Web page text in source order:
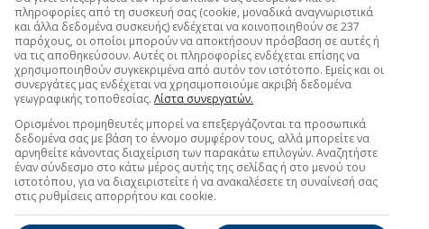
Sarantisαναμένει για φέτος άνοδο πωλήσεων κατά
EBITDA κατά 12,7% (στα 92 εκατ. ευρώ).
ανοδικά για τις εταιρείες που ευνοούνται από τον
Αεροπορία Αιγαίουκαι για τονΔιεθνή Αερολιμένα
το πρώτο φετινό δίμηνο στην επιβατική κίνηση,
το εξωτερικό).
φετινό τρίμηνο με σαφώς υψηλότερη μέση
με ό,τι αυτό σημαίνει για την οικονομική επίδοση
πληροφορίες από τη συσκευή σας (cookie, μοναδικά αναγνωριστικά
και άλλα δεδομένα συσκευής) ενδέχεται να κοινοποιηθούν σε 237
παρόχους, οι οποίοι μπορούν να αποκτήσουν πρόσβαση σε αυτές ή
να τις αποθηκεύσουν. Αυτές οι πληροφορίες ενδέχεται επίσης να
χρησιμοποιηθούν συγκεκριμένα από αυτόν τον ιστότοπο. Εμείς και οι
συνεργάτες μας ενδέχεται να χρησιμοποιούμε ακριβή δεδομένα
γεωγραφικής τοποθεσίας. Λίστα συνεργατών.
Ορισμένοι προμηθευτές μπορεί να επεξεργάζονται τα προσωπικά
δεδομένα σας με βάση το έννομο συμφέρον τους, αλλά μπορείτε να
αρνηθείτε κάνοντας διαχείριση των παρακάτω επιλογών. Αναζητήστε
έναν σύνδεσμο στο κάτω μέρος αυτής της σελίδας ή στο μενού του
ιστοτόπου, για να διαχειριστείτε ή να ανακαλέσετε τη συναίνεσή σας
στις ρυθμίσεις απορρήτου και cookie.